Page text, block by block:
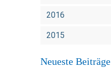
2016
2015
Neueste Beiträge